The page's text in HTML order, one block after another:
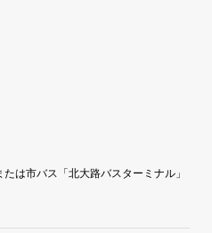
は市バス「北大路バスターミナル」